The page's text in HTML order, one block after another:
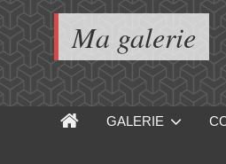
Ma galerie
GALERIE